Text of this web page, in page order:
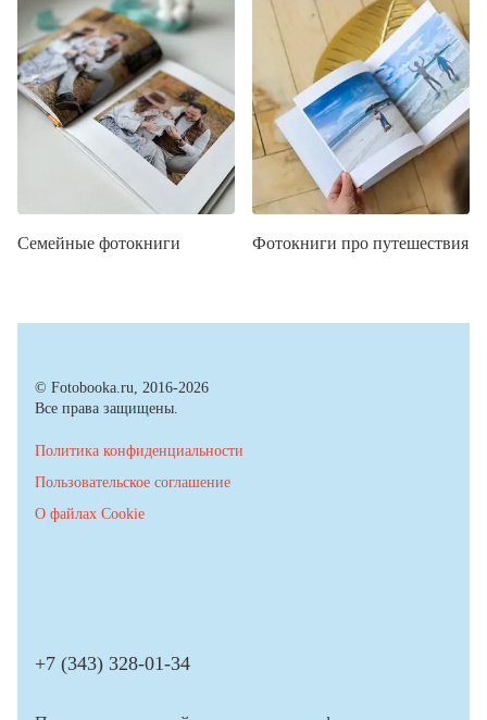
Семейные фотокниги Фотокниги про путешествия
© Fotobooka.ru, 2016-2026
Все права защищены.
Политика конфиденциальности
Пользовательское соглашение
О файлах Cookie
+7 (343) 328-01-34